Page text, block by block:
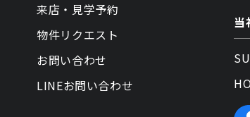
来店・見学予約
物件リクエスト
お問い合わせ
LINEお問い合わせ
当